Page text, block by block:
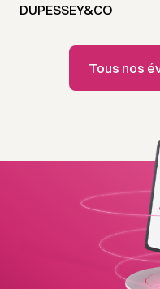
DUPESSEY&CO
Tous nos